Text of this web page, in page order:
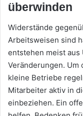
überwinden
Widerstände
Arbeitsweisen sind
entstehen meist
Veränderungen.
kleine Betriebe
Mitarbeiter aktiv in
einbeziehen. Ein